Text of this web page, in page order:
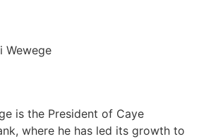
is the President of Caye
where he has led its growth to